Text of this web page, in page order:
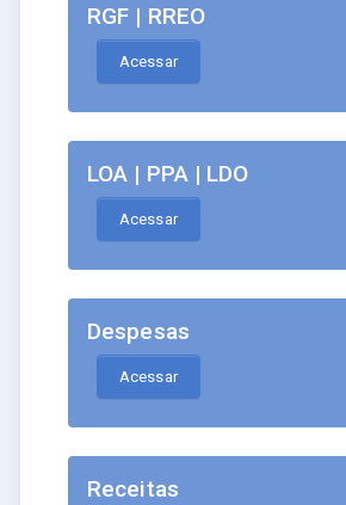
RGF | RREO
Acessar
LOA | PPA | LDO
Acessar
Despesas
Acessar
Receitas